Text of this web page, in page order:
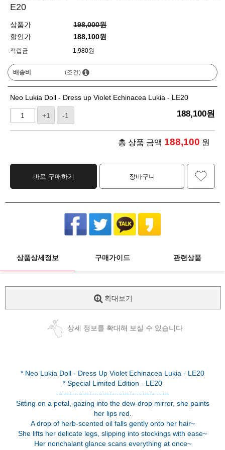
E20
상품가
198,000원
할인가
188,100원
적립금 1,980원
배송비 (조건)
Neo Lukia Doll - Dress up Violet Echinacea Lukia - LE20
+1 -1 188,100원
총 상품 금액 188,100 원
바로 구매하기 장바구니
상품상세정보 구매가이드 관련상품
확대보기
상세 정보를 확대해 보실 수 있습니다
* Neo Lukia Doll - Dress Up Violet Echinacea Lukia - LE20
* Special Limited Edition - LE20
---------------------------------------------
Sitting on a petal, gazing into the dew-drop mirror, she paints
her lips red.
A drop of herb-scented oil falls gently onto her hair~
She lifts her delicate legs, slipping into stockings with ease~
Her nonchalant glance scans everything at once~